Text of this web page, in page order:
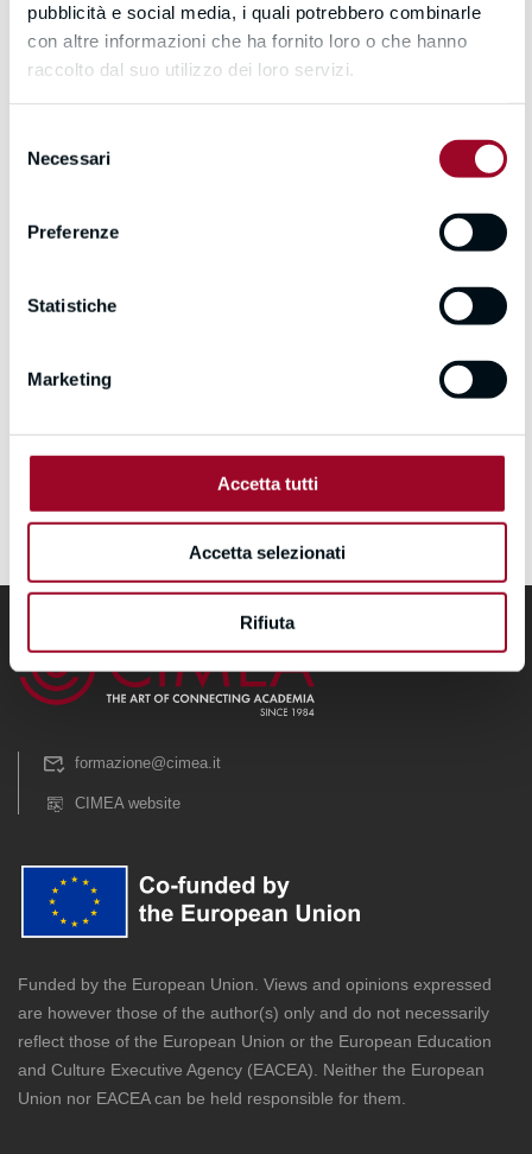
pubblicità e social media, i quali potrebbero combinarle
con altre informazioni che ha fornito loro o che hanno
raccolto dal suo utilizzo dei loro servizi.
delNecessari
Preferenze
Statistiche
Marketing
Accetta tutti
Accetta selezionati
Rifiuta
I agree with the website's
Privacy
Enroll Now
formazione@cimea.it
CIMEA website
Funded by the European Union. Views and opinions expressed
are however those of the author(s) only and do not necessarily
reflect those of the European Union or the European Education
and Culture Executive Agency (EACEA). Neither the European
Union nor EACEA can be held responsible for them.